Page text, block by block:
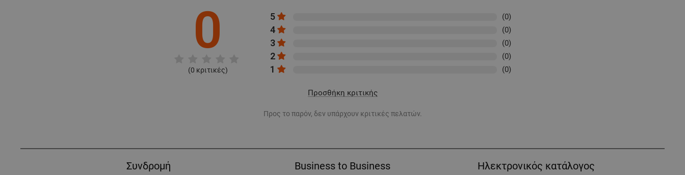
0
(0 κριτικές)
5 (0)
4 (0)
3 (0)
2 (0)
1 (0)
Προσθήκη κριτικής
Προς το παρόν, δεν υπάρχουν κριτικές πελατών.
Συνδρομή Business to Business Ηλεκτρονικός κατάλογος